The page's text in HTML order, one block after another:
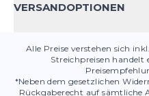
VERSANDOPTIONEN
Alle Preise verstehen sich
Streichpreisen handelt
*Neben dem gesetzlichen
Rückgaberecht auf sämtliche